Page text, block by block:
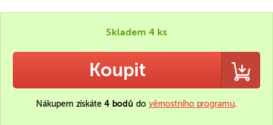
Skladem 4 ks
Koupit
Nákupem získáte 4 bodů do věrnostního programu.